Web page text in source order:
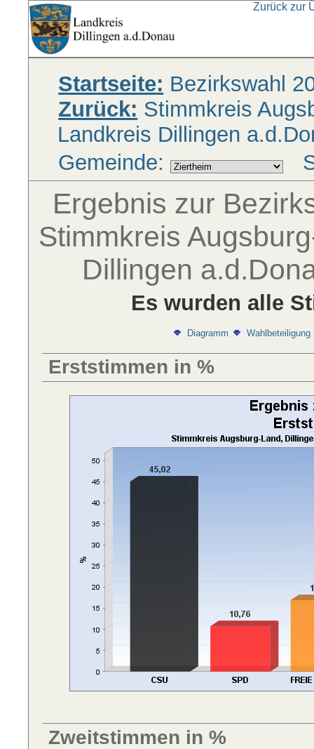
Zurück zur
Startseite: Bezirkswahl
Zurück: Stimmkreis
Landkreis Dillingen
Gemeinde:
Ergebnis zur
Stimmkreis
Dillingen
Es wurden alle
Diagramm Wahlbeteiligung
Erststimmen in %
Zweitstimmen in %